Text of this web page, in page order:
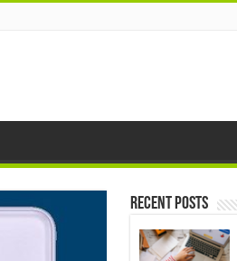
Recent Posts